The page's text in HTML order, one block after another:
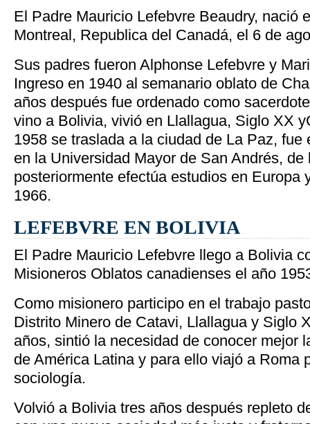
El Padre Mauricio Lefebvre Beaudry, nació
Montreal, Republica del Canadá, el 6 de
Sus padres fueron Alphonse Lefebvre y
Ingreso en 1940 al semanario oblato de
años después fue ordenado como
vino a Bolivia, vivió en Llallagua, Siglo XX
1958 se traslada a la ciudad de La Paz, fue
en la Universidad Mayor de San Andrés,
posteriormente efectúa estudios en Europa
1966.
LEFEBVRE EN BOLIVIA
El Padre Mauricio Lefebvre llego a Bolivia
Misioneros Oblatos canadienses el año
Como misionero participo en el trabajo
Distrito Minero de Catavi, Llallagua y Siglo
años, sintió la necesidad de conocer mejor
de América Latina y para ello viajó a Roma
sociología.
Volvió a Bolivia tres años después repleto